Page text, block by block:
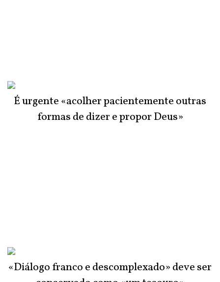
É urgente «acolher pacientemente outras
formas de dizer e propor Deus»
«Diálogo franco e descomplexado» deve ser